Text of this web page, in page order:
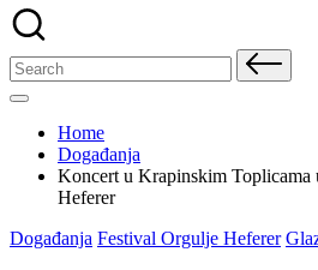
Search
for:
Home
Događanja
Koncert u Krapinskim Toplicama
Heferer
Posted
Događanja Festival Orgulje Heferer